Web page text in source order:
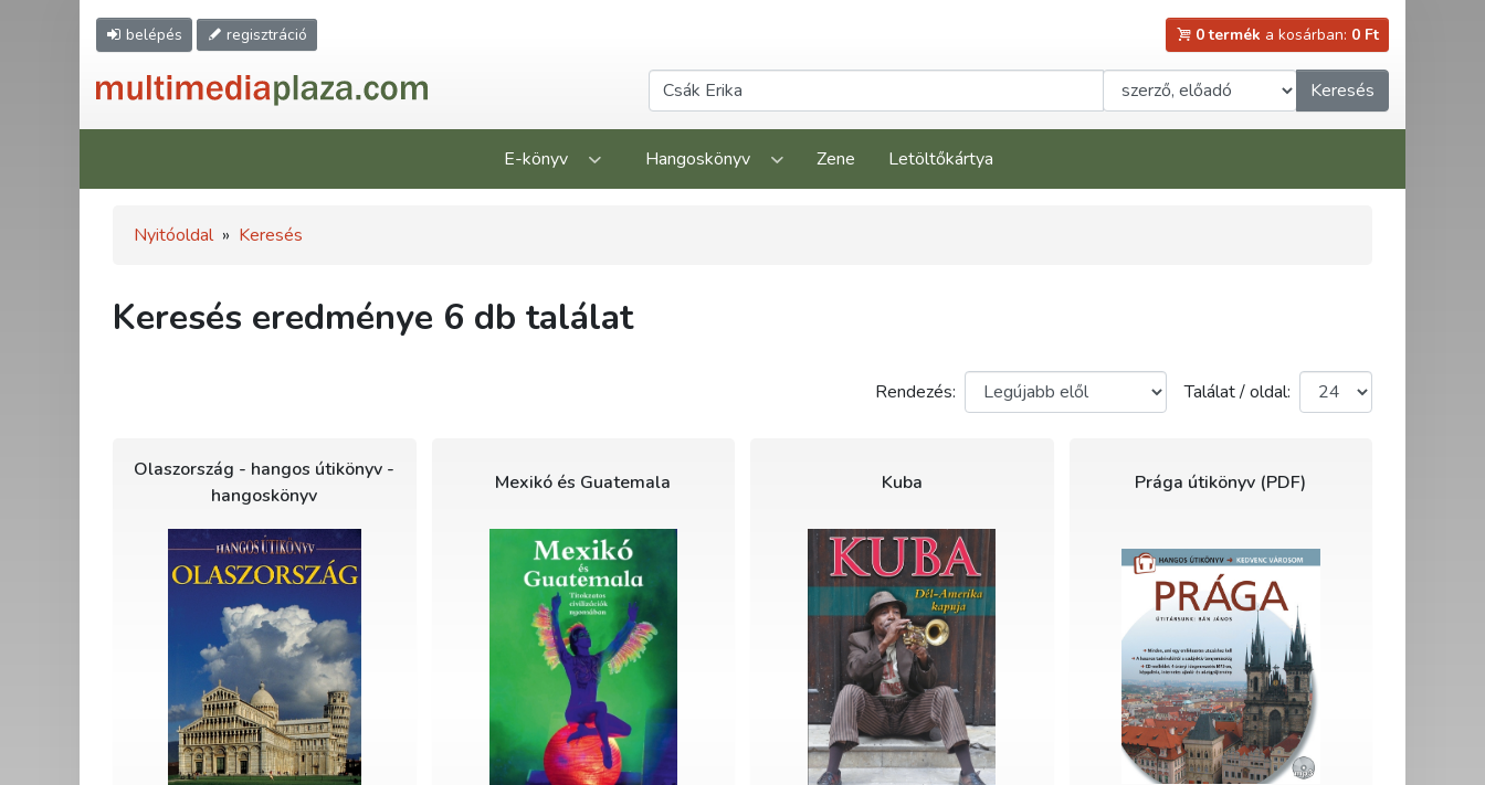
belépés regisztráció 0 termék a kosárban: 0 Ft
Keresés
E-könyv Hangoskönyv Zene Letöltőkártya
Nyitóoldal » Keresés
Keresés eredménye 6 db találat
Rendezés: Találat / oldal:
Olaszország - hangos útikönyv -
hangoskönyv
Mexikó és Guatemala Kuba Prága útikönyv (PDF)